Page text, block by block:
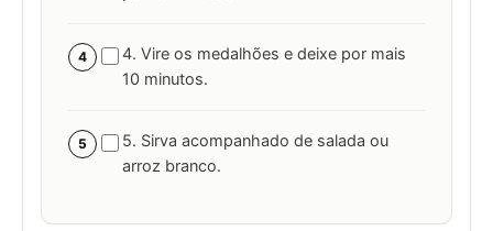
4
4. Vire os medalhões e deixe por mais
10 minutos.
5
5. Sirva acompanhado de salada ou
arroz branco.